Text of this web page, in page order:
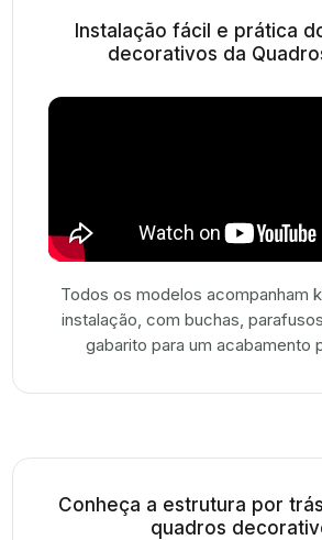
Instalação fácil e prática
decorativos da
Todos os modelos acompanham
instalação, com buchas,
gabarito para um acabamento
Conheça a estrutura por
quadros